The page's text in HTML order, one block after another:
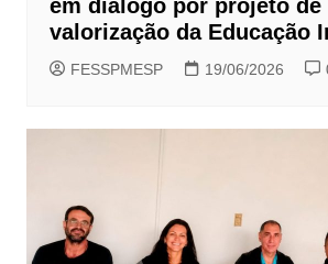
em diálogo por projeto de
valorização da Educação
FESSPMESP 19/06/2026